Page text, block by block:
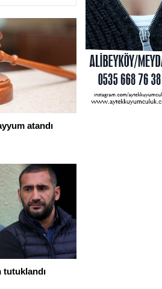
atandı